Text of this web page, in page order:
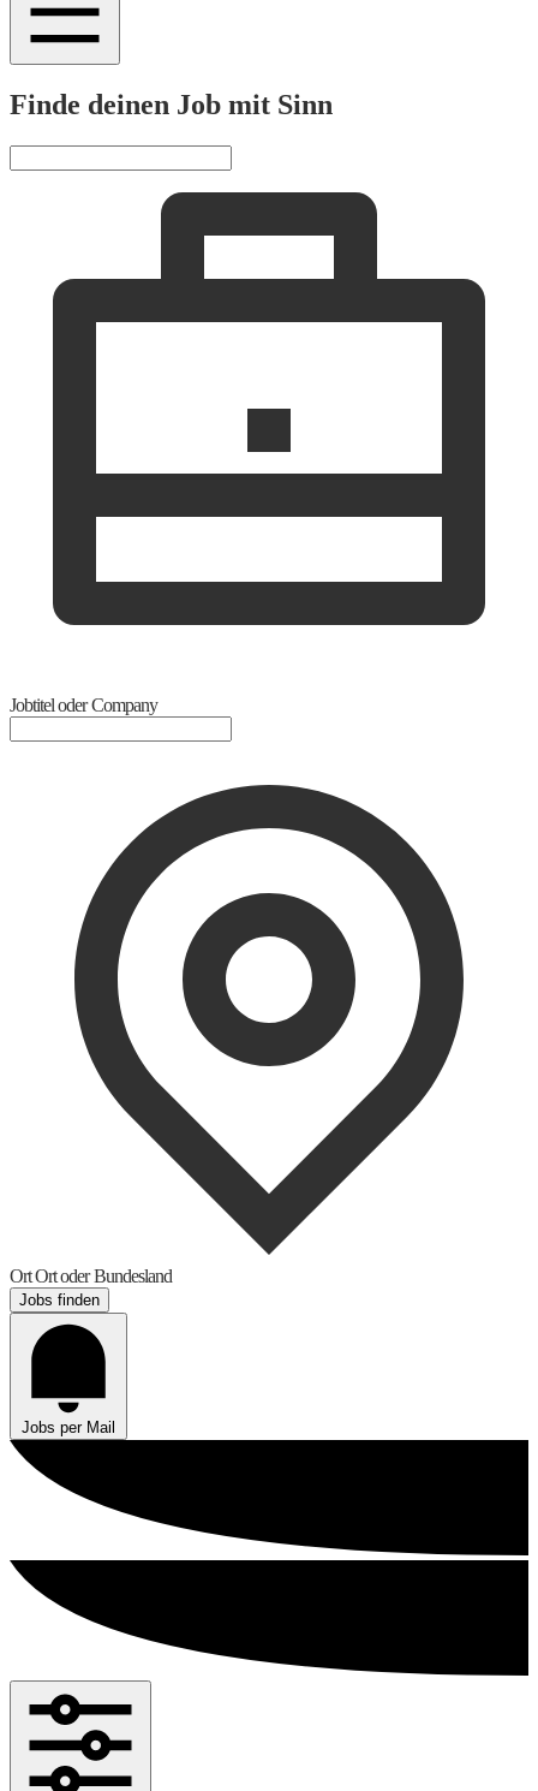
Finde deinen Job mit Sinn
Jobtitel oder Company
OrtOrt oder Bundesland
Jobs finden
Jobs per Mail